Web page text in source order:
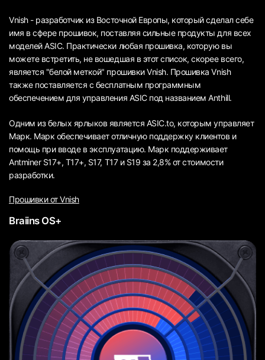
Vnish - разработчик из Восточной Европы, который сделал себе
имя в сфере прошивок, поставляя сильные продукты для всех
моделей ASIC. Практически любая прошивка, которую вы
можете встретить, не вошедшая в этот список, скорее всего,
является "белой меткой" прошивки Vnish. Прошивка Vnish
также поставляется с бесплатным программным
обеспечением для управления ASIC под названием Anthill.
Одним из белых ярлыков является ASIC.to, которым управляет
Марк. Марк обеспечивает отличную поддержку клиентов и
помощь при вводе в эксплуатацию. Марк поддерживает
Antminer S17+, T17+, S17, T17 и S19 за 2,8% от стоимости
разработки.
Прошивки от Vnish
Braiins OS+